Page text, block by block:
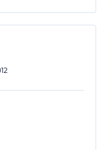
Sauberkeit jedoch
und der TV